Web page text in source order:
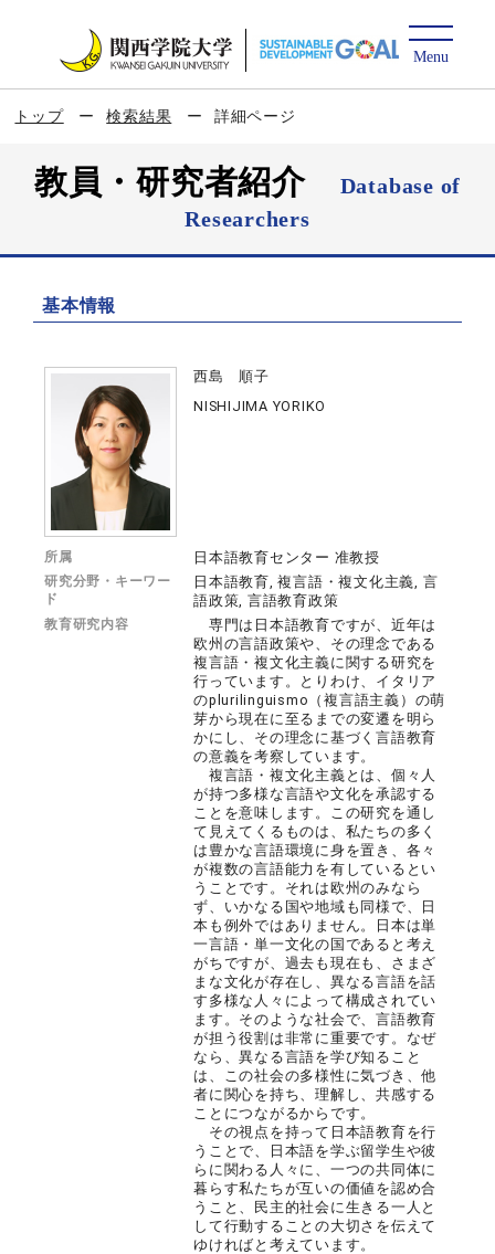
トップ 検索結果 詳細ページ
教員・研究者紹介
Database of
Researchers
基本情報
西島 順子
NISHIJIMA YORIKO
所属 日本語教育センター 准教授
研究分野・キーワー
ド
日本語教育, 複言語・複文化主義, 言
語政策, 言語教育政策
教育研究内容
専門は日本語教育ですが、近年は
欧州の言語政策や、その理念である
複言語・複文化主義に関する研究を
行っています。とりわけ、イタリア
のplurilinguismo（複言語主義）の萌
芽から現在に至るまでの変遷を明ら
かにし、その理念に基づく言語教育
の意義を考察しています。
複言語・複文化主義とは、個々人
が持つ多様な言語や文化を承認する
ことを意味します。この研究を通し
て見えてくるものは、私たちの多く
は豊かな言語環境に身を置き、各々
が複数の言語能力を有しているとい
うことです。それは欧州のみなら
ず、いかなる国や地域も同様で、日
本も例外ではありません。日本は単
一言語・単一文化の国であると考え
がちですが、過去も現在も、さまざ
まな文化が存在し、異なる言語を話
す多様な人々によって構成されてい
ます。そのような社会で、言語教育
が担う役割は非常に重要です。なぜ
なら、異なる言語を学び知ること
は、この社会の多様性に気づき、他
者に関心を持ち、理解し、共感する
ことにつながるからです。
その視点を持って日本語教育を行
うことで、日本語を学ぶ留学生や彼
らに関わる人々に、一つの共同体に
暮らす私たちが互いの価値を認め合
うこと、民主的社会に生きる一人と
して行動することの大切さを伝えて
ゆければと考えています。